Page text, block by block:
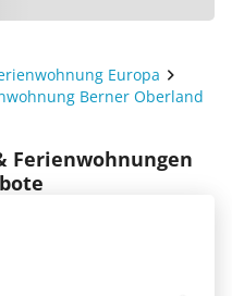
Europa
Berner Oberland
Ferienwohnungen